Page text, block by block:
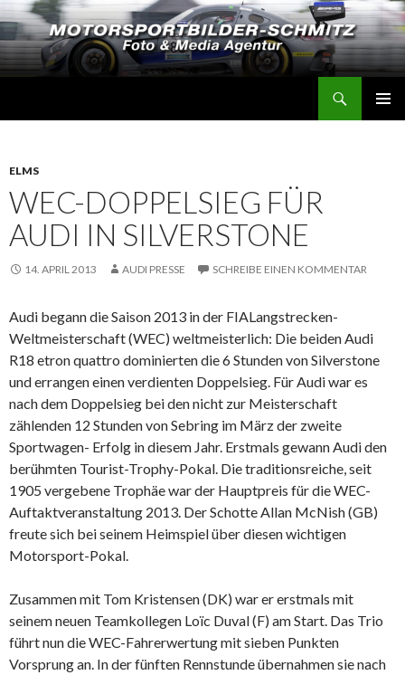
ELMS
WEC-DOPPELSIEG FÜR
AUDI IN SILVERSTONE
14. APRIL 2013 AUDI PRESSE SCHREIBE EINEN KOMMENTAR
Audi begann die Saison 2013 in der FIALangstrecken-
Weltmeisterschaft (WEC) weltmeisterlich: Die beiden Audi
R18 etron quattro dominierten die 6 Stunden von Silverstone
und errangen einen verdienten Doppelsieg. Für Audi war es
nach dem Doppelsieg bei den nicht zur Meisterschaft
zählenden 12 Stunden von Sebring im März der zweite
Sportwagen- Erfolg in diesem Jahr. Erstmals gewann Audi den
berühmten Tourist-Trophy-Pokal. Die traditionsreiche, seit
1905 vergebene Trophäe war der Hauptpreis für die WEC-
Auftaktveranstaltung 2013. Der Schotte Allan McNish (GB)
freute sich bei seinem Heimspiel über diesen wichtigen
Motorsport-Pokal.
Zusammen mit Tom Kristensen (DK) war er erstmals mit
seinem neuen Teamkollegen Loïc Duval (F) am Start. Das Trio
führt nun die WEC-Fahrerwertung mit sieben Punkten
Vorsprung an. In der fünften Rennstunde übernahmen sie nach